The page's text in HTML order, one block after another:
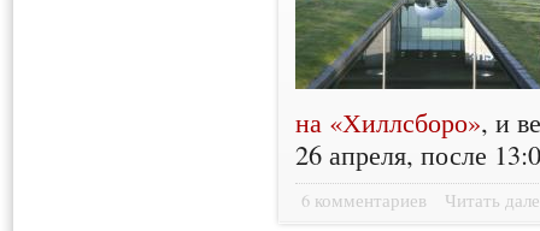
на «Хиллсборо», и
26 апреля, после
6 комментариев Читать